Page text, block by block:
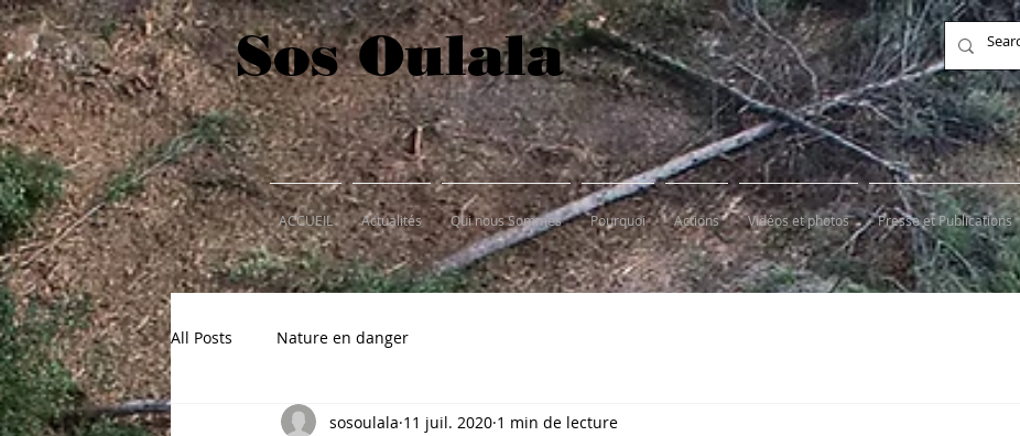
Sos Oulala
ACCUEIL Actualités Qui nous Sommes Pourquoi Actions Vidéos et photos Presse et Publications
All Posts Nature en danger
sosoulala 11 juil. 2020 1 min de lecture